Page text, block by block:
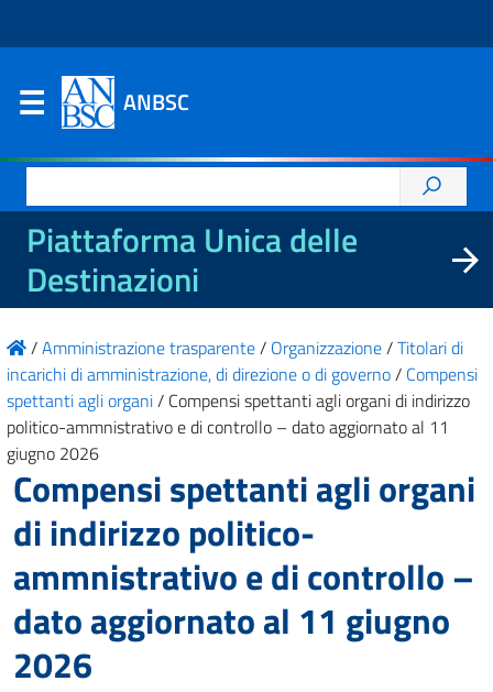
ANBSC
per:
Piattaforma Unica delle
Destinazioni
/Amministrazione trasparente/ Organizzazione/Titolari di
incarichi di amministrazione, di direzione o di governo/ Compensi
spettanti agli organi/ Compensi spettanti agli organi di indirizzo
politico-ammnistrativo e di controllo – dato aggiornato al 11
giugno 2026
Compensi spettanti agli organi
di indirizzo politico-
ammnistrativo e di controllo –
dato aggiornato al 11 giugno
2026